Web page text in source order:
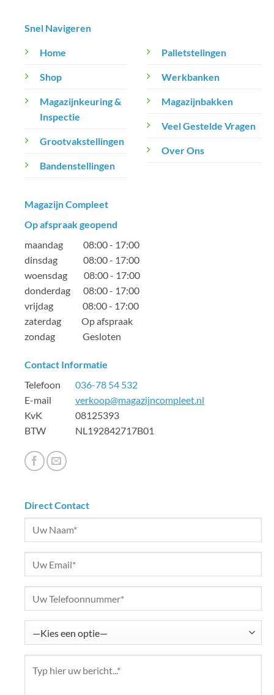
Snel Navigeren
Home
Shop
Magazijnkeuring &
Inspectie
Grootvakstellingen
Bandenstellingen
Palletstelingen
Werkbanken
Magazijnbakken
Veel Gestelde Vragen
Over Ons
Magazijn Compleet
Op afspraak geopend
maandag 08:00 - 17:00
dinsdag 08:00 - 17:00
woensdag 08:00 - 17:00
donderdag 08:00 - 17:00
vrijdag 08:00 - 17:00
zaterdag Op afspraak
zondag Gesloten
Contact Informatie
Telefoon 036-78 54 532
E-mail verkoop@magazijncompleet.nl
KvK 08125393
BTW NL192842717B01
Direct Contact